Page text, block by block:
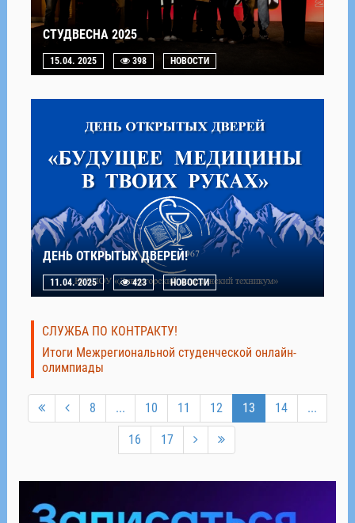
СТУДВЕСНА 2025
15.04. 2025 398 НОВОСТИ
ДЕНЬ ОТКРЫТЫХ ДВЕРЕЙ!
11.04. 2025 423 НОВОСТИ
СЛУЖБА ПО КОНТРАКТУ!
Итоги Межрегиональной студенческой онлайн-
олимпиады
8 ... 10 11 12 13 14 ...
16 17